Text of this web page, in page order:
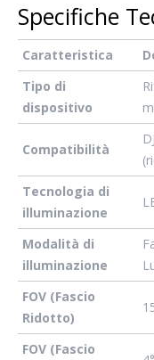
Specifiche
Caratteristica
Tipo di
dispositivo
Compatibilità
Tecnologia di
illuminazione
Modalità di
illuminazione
FOV (Fascio
Ridotto)
FOV (Fascio